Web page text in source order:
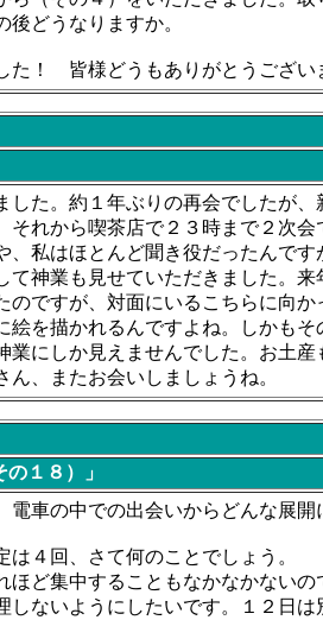
どうなりますか。
た！ 皆様どうもありがとうござい
た。約１年ぶりの再会でしたが、
それから喫茶店で２３時まで２次会
、私はほとんど聞き役だったんで
て神業も見せていただきました。来
のですが、対面にいるこちらに向か
絵を描かれるんですよね。しかもそ
業にしか見えませんでした。お土産
、またお会いしましょうね。
１８）」
電車の中での出会いからどんな展開
４回、さて何のことでしょう。
ほど集中することもなかなかないの
しないようにしたいです。１２